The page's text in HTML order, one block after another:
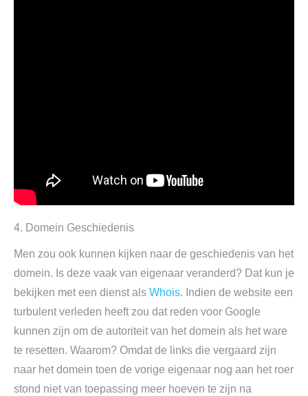
4. Domein Geschiedenis
Men zou ook kunnen kijken naar de geschiedenis van het
domein. Is deze vaak van eigenaar veranderd? Dat kun je
bekijken met een dienst als Whois. Indien de website een
turbulent verleden heeft zou dat reden voor Google
kunnen zijn om de autoriteit van het domein als het ware
te resetten. Waarom? Omdat de links die vergaard zijn
naar het domein toen de vorige eigenaar nog aan het roer
stond niet van toepassing meer hoeven te zijn na